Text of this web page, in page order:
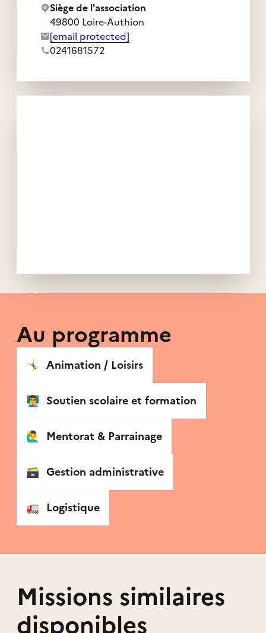
Siège de l'association
49800 Loire-Authion
Adresse e-mail de l'association :
[email protected]
Numéro de téléphone de l'association :
0241681572
Au programme
🤸‍♂️ Animation / Loisirs
👨‍🏫 Soutien scolaire et formation
🙋‍♂️ Mentorat & Parrainage
🗃 Gestion administrative
🚛 Logistique
Missions similaires
disponibles